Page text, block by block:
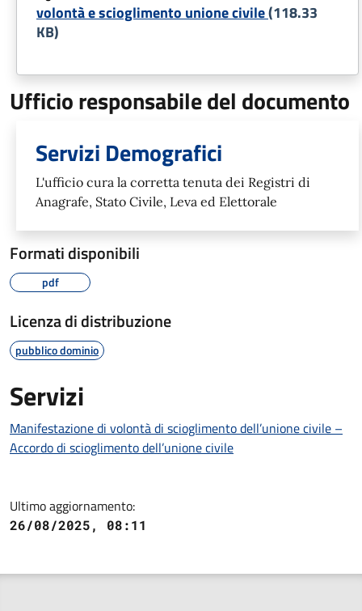
volontà e scioglimento unione civile(118.33
KB)
Ufficio responsabile del documento
Servizi Demografici
L'ufficio cura la corretta tenuta dei Registri di
Anagrafe, Stato Civile, Leva ed Elettorale
Formati disponibili
pdf
Licenza di distribuzione
pubblico dominio
Servizi
Manifestazione di volontà di scioglimento dell’unione civile –
Accordo di scioglimento dell’unione civile
Ultimo aggiornamento:
26/08/2025, 08:11